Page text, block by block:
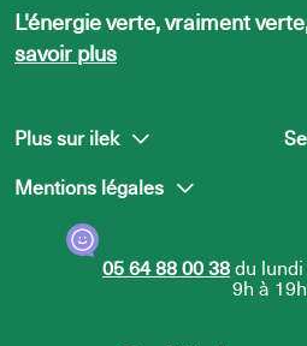
L'énergie verte, vraiment
savoir plus
Plus sur ilek
L’équipe ilek
Nous rejoindre
Mentions légales
Politique de confidentialité
Politique d’utilisation des
05 64 88 00 38 du
9h à 19h